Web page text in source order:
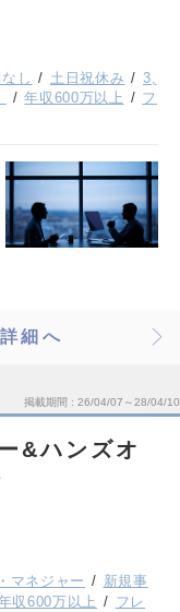
し 土日祝休み
3,
年収600万以上
フ
詳細へ
掲載期間 26/04/07～28/04/10
&ハンズオ
マネジャー
新規事
収600万以上
フレ